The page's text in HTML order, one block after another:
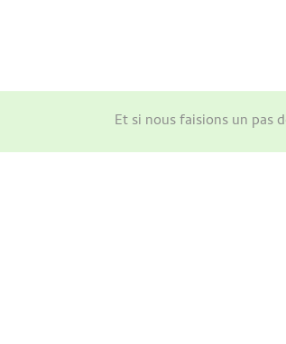
Et si nous faisions un pas